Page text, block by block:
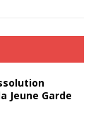
Jeune Garde